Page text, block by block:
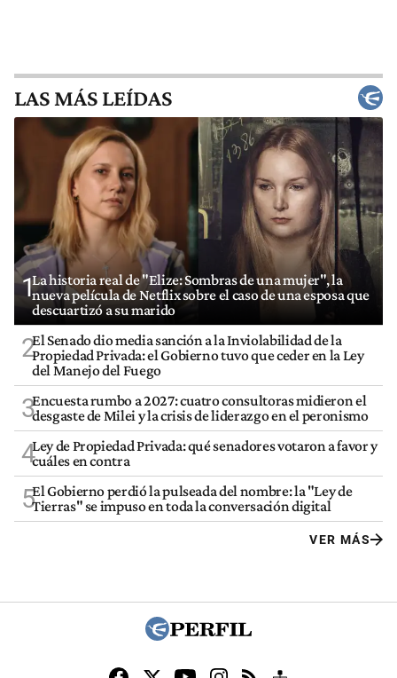
LAS MÁS LEÍDAS
1La historia real de "Elize: Sombras de una mujer", la
nueva película de Netflix sobre el caso de una esposa que
descuartizó a su marido
2El Senado dio media sanción a la Inviolabilidad de la
Propiedad Privada: el Gobierno tuvo que ceder en la Ley
del Manejo del Fuego
3Encuesta rumbo a 2027: cuatro consultoras midieron el
desgaste de Milei y la crisis de liderazgo en el peronismo
4Ley de Propiedad Privada: qué senadores votaron a favor y
cuáles en contra
5El Gobierno perdió la pulseada del nombre: la "Ley de
Tierras" se impuso en toda la conversación digital
VER MÁS